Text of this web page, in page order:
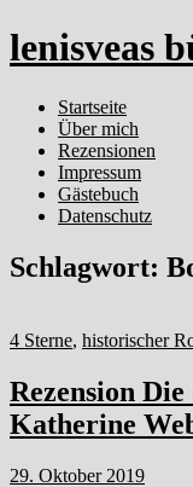
lenisveas
Startseite
Über mich
Rezensionen
Impressum
Gästebuch
Datenschutz
Schlagwort:
4 Sterne, historischer
Rezension
Katherine
29. Oktober 2019